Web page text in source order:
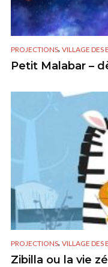
PROJECTIONS, VILLAGE DES
Petit Malabar –
PROJECTIONS, VILLAGE DES
Zibilla ou la vie